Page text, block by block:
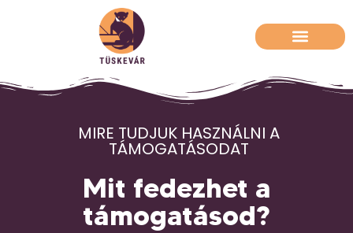
MIRE TUDJUK HASZNÁLNI A
TÁMOGATÁSODAT
Mit fedezhet a
támogatásod?